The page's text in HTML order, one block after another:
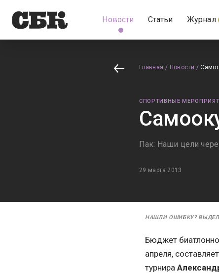
Новости Статьи Журнал
Главная / Новости /
СПОРТИВНЫЕ
Пак: Наши цели
29 марта 2013
НАШЛИ ОШИБКУ?
Бюджет
апреля,
турнира